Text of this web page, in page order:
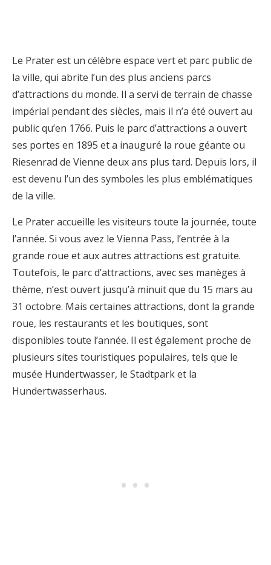
Le Prater est un célèbre espace vert et parc public de
la ville, qui abrite l’un des plus anciens parcs
d’attractions du monde. Il a servi de terrain de chasse
impérial pendant des siècles, mais il n’a été ouvert au
public qu’en 1766. Puis le parc d’attractions a ouvert
ses portes en 1895 et a inauguré la roue géante ou
Riesenrad de Vienne deux ans plus tard. Depuis lors, il
est devenu l’un des symboles les plus emblématiques
de la ville.
Le Prater accueille les visiteurs toute la journée, toute
l’année. Si vous avez le Vienna Pass, l’entrée à la
grande roue et aux autres attractions est gratuite.
Toutefois, le parc d’attractions, avec ses manèges à
thème, n’est ouvert jusqu’à minuit que du 15 mars au
31 octobre. Mais certaines attractions, dont la grande
roue, les restaurants et les boutiques, sont
disponibles toute l’année. Il est également proche de
plusieurs sites touristiques populaires, tels que le
musée Hundertwasser, le Stadtpark et la
Hundertwasserhaus.